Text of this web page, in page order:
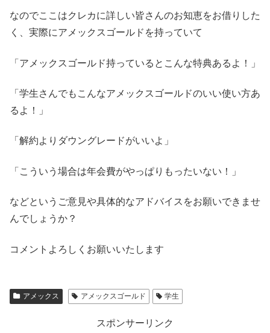
なのでここはクレカに詳しい皆さんのお知恵をお借りした
く、実際にアメックスゴールドを持っていて
「アメックスゴールド持っているとこんな特典あるよ！」
「学生さんでもこんなアメックスゴールドのいい使い方あ
るよ！」
「解約よりダウングレードがいいよ」
「こういう場合は年会費がやっぱりもったいない！」
などというご意見や具体的なアドバイスをお願いできませ
んでしょうか？
コメントよろしくお願いいたします
アメックス アメックスゴールド 学生
スポンサーリンク